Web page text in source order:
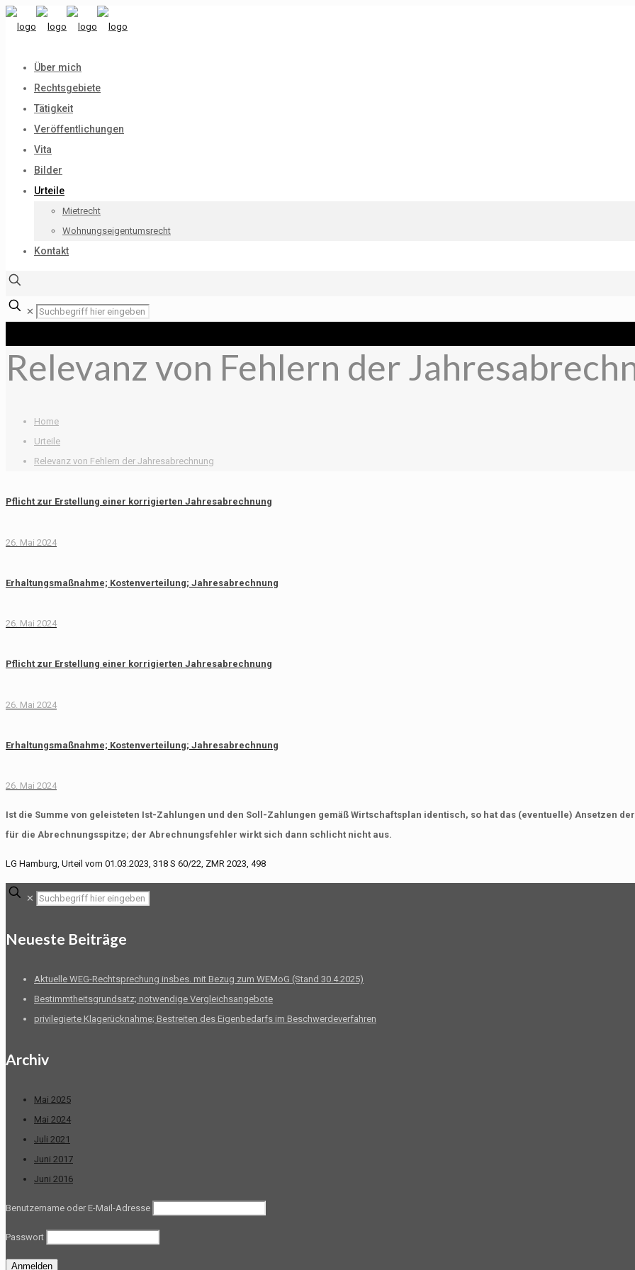
Über mich
Rechtsgebiete
Tätigkeit
Veröffentlichungen
Vita
Bilder
Urteile
Mietrecht
Wohnungseigentumsrecht
Kontakt
✕
Relevanz von Fehlern der
Home
Urteile
Relevanz von Fehlern der Jahresabrechnung
Pflicht zur Erstellung einer korrigierten Jahresabrechnung
26. Mai 2024
Erhaltungsmaßnahme; Kostenverteilung; Jahresabrechnung
26. Mai 2024
Pflicht zur Erstellung einer korrigierten Jahresabrechnung
26. Mai 2024
Erhaltungsmaßnahme; Kostenverteilung; Jahresabrechnung
26. Mai 2024
Ist die Summe von geleisteten Ist-Zahlungen und den Soll-Zahlungen gemäß Wirtschaftsplan identisch, so hat das (eventuelle) Ansetzen
für die Abrechnungsspitze; der Abrechnungsfehler wirkt sich dann schlicht nicht aus.
LG Hamburg, Urteil vom 01.03.2023, 318 S 60/22, ZMR 2023, 498
✕
Neueste Beiträge
Aktuelle WEG-Rechtsprechung insbes. mit Bezug zum WEMoG (Stand 30.4.2025)
Bestimmtheitsgrundsatz; notwendige Vergleichsangebote
privilegierte Klagerücknahme; Bestreiten des Eigenbedarfs im Beschwerdeverfahren
Archiv
Mai 2025
Mai 2024
Juli 2021
Juni 2017
Juni 2016
Benutzername oder E-Mail-Adresse
Passwort